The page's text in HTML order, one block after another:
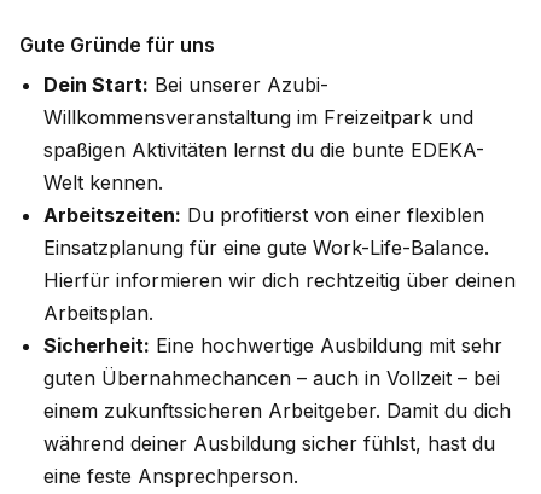
Gute Gründe für uns
Dein Start: Bei unserer Azubi-
Willkommensveranstaltung im Freizeitpark und
spaßigen Aktivitäten lernst du die bunte EDEKA-
Welt kennen.
Arbeitszeiten: Du profitierst von einer flexiblen
Einsatzplanung für eine gute Work-Life-Balance.
Hierfür informieren wir dich rechtzeitig über deinen
Arbeitsplan.
Sicherheit: Eine hochwertige Ausbildung mit sehr
guten Übernahmechancen – auch in Vollzeit – bei
einem zukunftssicheren Arbeitgeber. Damit du dich
während deiner Ausbildung sicher fühlst, hast du
eine feste Ansprechperson.